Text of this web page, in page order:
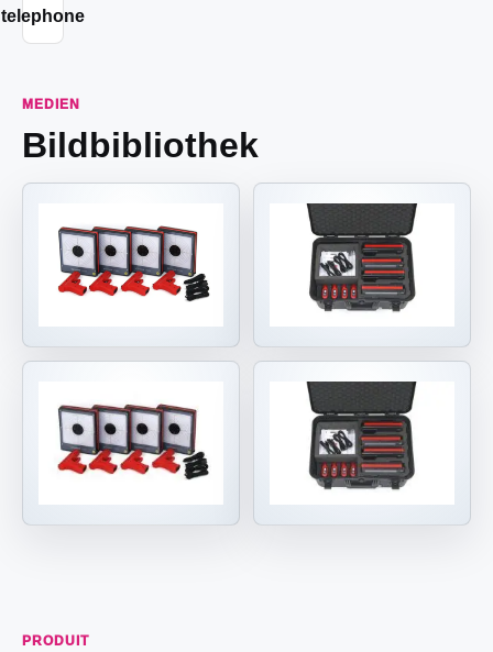
telephone
MEDIEN
Bildbibliothek
PRODUIT